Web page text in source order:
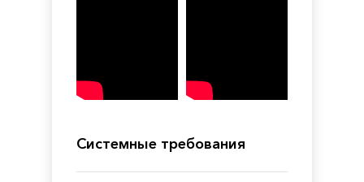
Системные требования